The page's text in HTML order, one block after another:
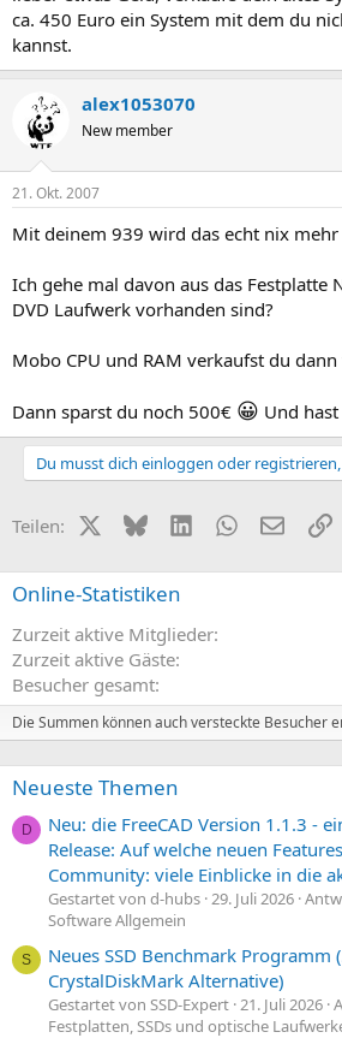
ca. 450 Euro ein System mit dem du
kannst.
alex1053070
New member
21. Okt. 2007
Mit deinem 939 wird das echt nix mehr
Ich gehe mal davon aus das Festplatte
DVD Laufwerk vorhanden sind?
Mobo CPU und RAM verkaufst du
Dann sparst du noch 500€ 😀 Und
Du musst dich einloggen oder
Teilen: X (Twitter)
BlueskyLinkedInWhatsApp
E-Mail
Online-Statistiken
Zurzeit aktive Mitglieder
Zurzeit aktive Gäste
Besucher gesamt
Die Summen können auch versteckte Besucher
Neueste Themen
D
Neu: die FreeCAD Version 1.1.3 -
Release: Auf welche neuen
Community: viele Einblicke in die
Gestartet von d-hubs 29. Juli 2026
Software Allgemein
S
Neues SSD Benchmark Programm
CrystalDiskMark Alternative)
Gestartet von SSD-Expert 21. Juli 2026
Festplatten, SSDs und optische